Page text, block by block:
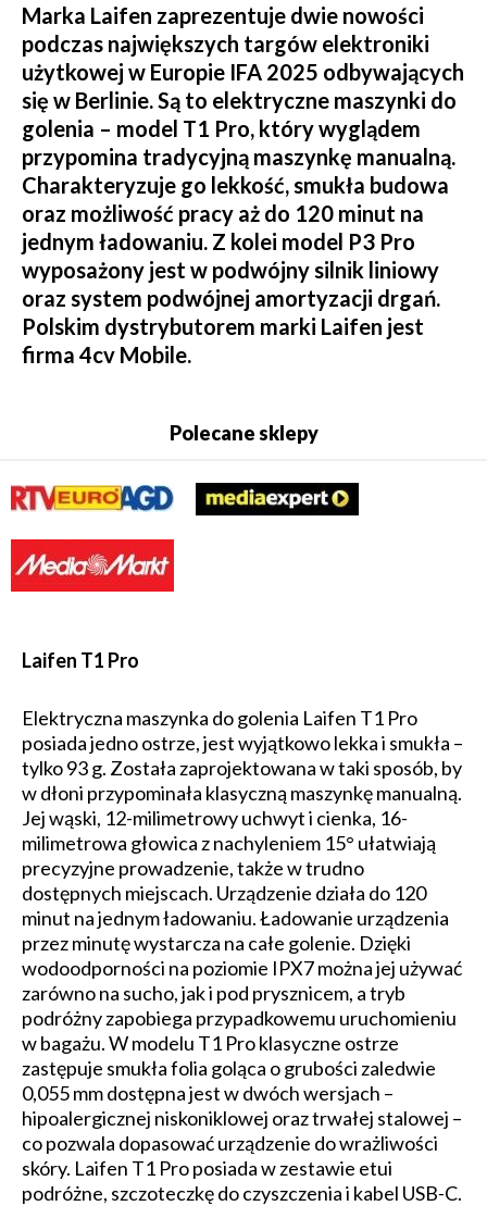
Marka Laifen zaprezentuje dwie nowości
podczas największych targów elektroniki
użytkowej w Europie IFA 2025 odbywających
się w Berlinie. Są to elektryczne maszynki do
golenia – model T1 Pro, który wyglądem
przypomina tradycyjną maszynkę manualną.
Charakteryzuje go lekkość, smukła budowa
oraz możliwość pracy aż do 120 minut na
jednym ładowaniu. Z kolei model P3 Pro
wyposażony jest w podwójny silnik liniowy
oraz system podwójnej amortyzacji drgań.
Polskim dystrybutorem marki Laifen jest
firma 4cv Mobile.
Polecane sklepy
Laifen T1 Pro
Elektryczna maszynka do golenia Laifen T1 Pro
posiada jedno ostrze, jest wyjątkowo lekka i smukła –
tylko 93 g. Została zaprojektowana w taki sposób, by
w dłoni przypominała klasyczną maszynkę manualną.
Jej wąski, 12-milimetrowy uchwyt i cienka, 16-
milimetrowa głowica z nachyleniem 15° ułatwiają
precyzyjne prowadzenie, także w trudno
dostępnych miejscach. Urządzenie działa do 120
minut na jednym ładowaniu. Ładowanie urządzenia
przez minutę wystarcza na całe golenie. Dzięki
wodoodporności na poziomie IPX7 można jej używać
zarówno na sucho, jak i pod prysznicem, a tryb
podróżny zapobiega przypadkowemu uruchomieniu
w bagażu. W modelu T1 Pro klasyczne ostrze
zastępuje smukła folia goląca o grubości zaledwie
0,055 mm dostępna jest w dwóch wersjach –
hipoalergicznej niskoniklowej oraz trwałej stalowej –
co pozwala dopasować urządzenie do wrażliwości
skóry. Laifen T1 Pro posiada w zestawie etui
podróżne, szczoteczkę do czyszczenia i kabel USB-C.